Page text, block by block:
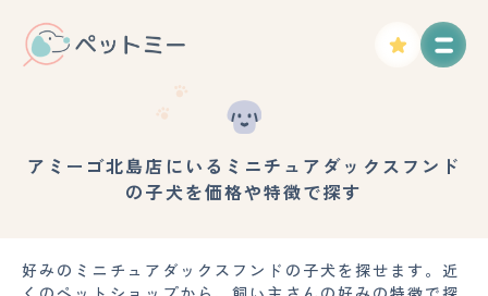
アミーゴ北島店にいるミニチュアダックスフンド
の子犬を価格や特徴で探す
好みのミニチュアダックスフンドの子犬を探せます。近